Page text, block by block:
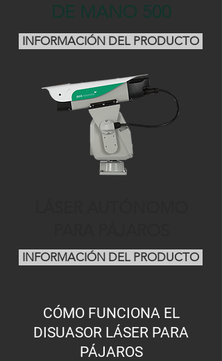
DE MANO 500
INFORMACIÓN DEL PRODUCTO
INFORMACIÓN DEL PRODUCTO
CÓMO FUNCIONA EL
DISUASOR LÁSER PARA
PÁJAROS